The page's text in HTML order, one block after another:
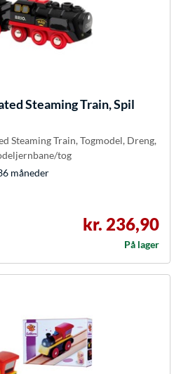
Steaming Train, Spil
Steaming Train, Togmodel, Dreng,
tog
måneder
kr. 236,90
På lager